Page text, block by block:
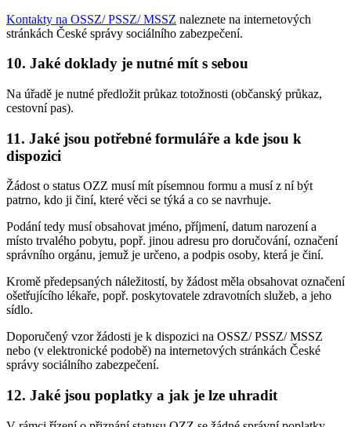
Kontakty na OSSZ/ PSSZ/ MSSZ naleznete na internetových
stránkách České správy sociálního zabezpečení.
10. Jaké doklady je nutné mít s sebou
Na úřadě je nutné předložit průkaz totožnosti (občanský průkaz,
cestovní pas).
11. Jaké jsou potřebné formuláře a kde jsou k
dispozici
Žádost o status OZZ musí mít písemnou formu a musí z ní být
patrno, kdo ji činí, které věci se týká a co se navrhuje.
Podání tedy musí obsahovat jméno, příjmení, datum narození a
místo trvalého pobytu, popř. jinou adresu pro doručování, označení
správního orgánu, jemuž je určeno, a podpis osoby, která je činí.
Kromě předepsaných náležitostí, by žádost měla obsahovat označení
ošetřujícího lékaře, popř. poskytovatele zdravotních služeb, a jeho
sídlo.
Doporučený vzor žádosti je k dispozici na OSSZ/ PSSZ/ MSSZ
nebo (v elektronické podobě) na internetových stránkách České
správy sociálního zabezpečení.
12. Jaké jsou poplatky a jak je lze uhradit